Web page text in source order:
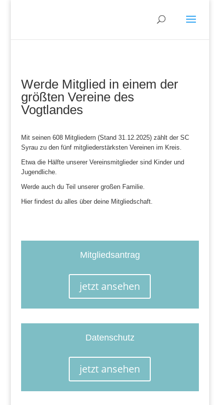
Werde Mitglied in einem der
größten Vereine des
Vogtlandes
Mit seinen 608 Mitgliedern (Stand 31.12.2025) zählt der SC
Syrau zu den fünf mitgliederstärksten Vereinen im Kreis.
Etwa die Hälfte unserer Vereinsmitglieder sind Kinder und
Jugendliche.
Werde auch du Teil unserer großen Familie.
Hier findest du alles über deine Mitgliedschaft.
Mitgliedsantrag
jetzt ansehen
Datenschutz
jetzt ansehen